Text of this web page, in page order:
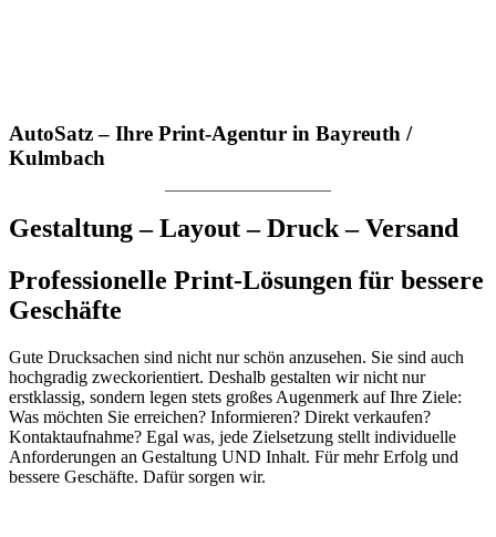
AutoSatz – Ihre Print-Agentur in Bayreuth /
Kulmbach
Gestaltung – Layout – Druck – Versand
Professionelle Print-Lösungen für bessere
Geschäfte
Gute Drucksachen sind nicht nur schön anzusehen. Sie sind auch
hochgradig zweckorientiert. Deshalb gestalten wir nicht nur
erstklassig, sondern legen stets großes Augenmerk auf Ihre Ziele:
Was möchten Sie erreichen? Informieren? Direkt verkaufen?
Kontaktaufnahme? Egal was, jede Zielsetzung stellt individuelle
Anforderungen an Gestaltung UND Inhalt. Für mehr Erfolg und
bessere Geschäfte. Dafür sorgen wir.